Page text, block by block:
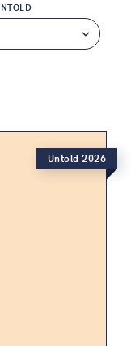
Untold 2026